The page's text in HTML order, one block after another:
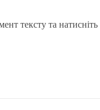
тексту та натисніть